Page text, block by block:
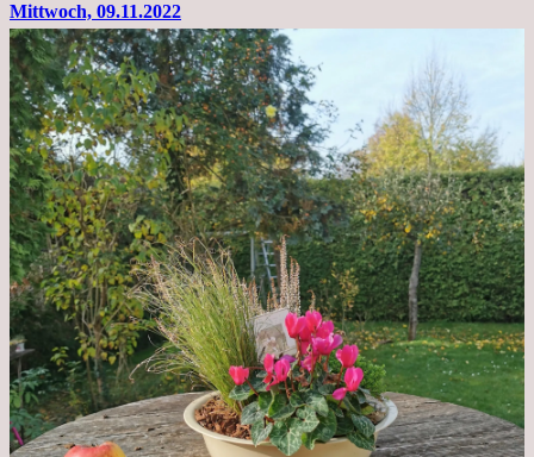
Therapie
Beginn
gut
überstanden
Mittwoch, 09.11.2022